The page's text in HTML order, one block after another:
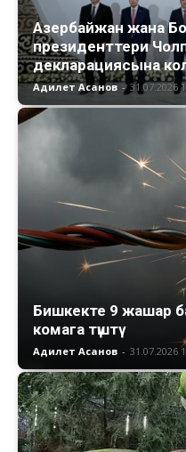
Азербайжан жана
президенттери
декларациясына
Адилет Асанов - 31.07.2026
Бишкекте 9 жашар
комага түштү
Адилет Асанов - 31.07.2026